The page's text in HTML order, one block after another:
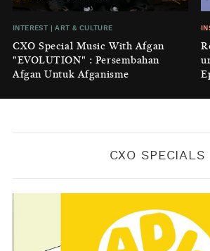
KONTRIBUTOR CXO
GENERAL
Luruhnya Daun
'Benteng Alam'
Melindungi
BYKONTRIBUTOR CXO
INTEREST |ART & CULTURE
CXO Special Music With Afgan
"EVOLUTION" : Persembahan
Afgan Untuk Afganisme
CXO SPECIALS